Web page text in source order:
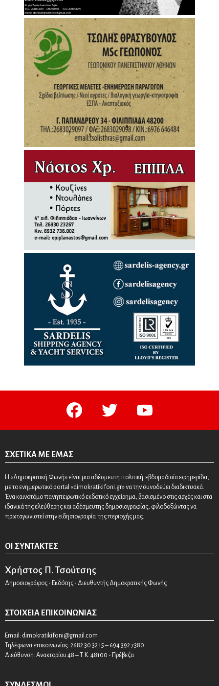
facebook twitter youtube
ΣΧΕΤΙΚΆ ΜΕ ΕΜΆΣ
Η «Δημοκρατική Φωνή» είναι μια αδέσμευτη πολιτική εβδομαδιαία εφημερίδα,
με το ενημερωτικό portal «dimokratikifoni.gr» να την συνοδεύει διαδικτυακά.
Ένα καινοτόμο πανηπειρωτικό εκδοτικό εγχείρημα, βασισμένο στις αρχές και στα
ιδανικά της ελεύθερης και αδέσμευτης δημοσιογραφίας, φιλοδοξώντας να
πρωταγωνιστεί στην ειδησιογραφία της περιοχής μας.
ΟΙ ΣΥΝΤΆΚΤΕΣ
Χρήστος Π. Τσούτσης
Δημοσιογράφος - Εκδότης - Διευθυντής Δημοκρατικής Φωνής
ΣΤΟΙΧΕΊΑ ΕΠΙΚΟΙΝΩΝΊΑΣ
Email: dimokratikifoni@gmail.com
Τηλέφωνα επικοινωνίας: 2682 30 32 15 – 694 392 7380
Διεύθυνση: Ανακτορίου 48 – Τ.Κ. 48100 - Πρέβεζα